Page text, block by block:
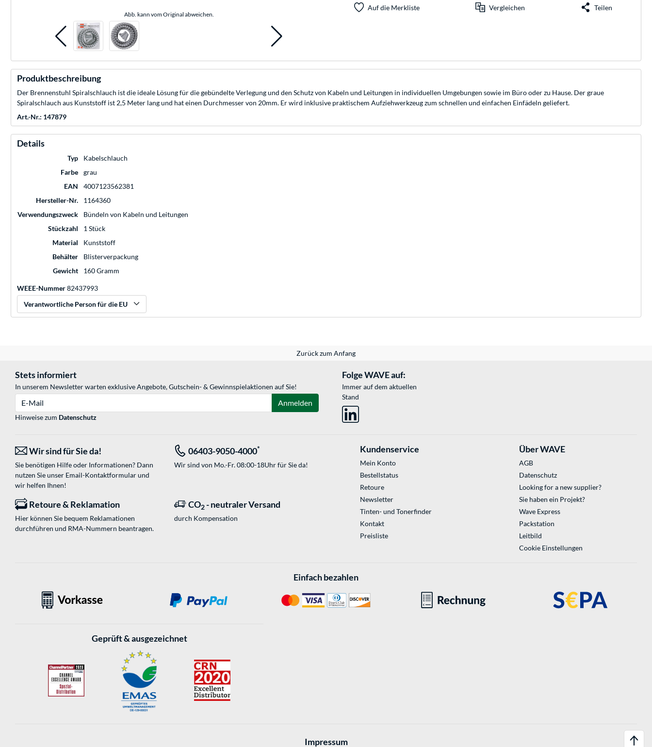
Abb. kann vom Original abweichen.
Auf die Merkliste Vergleichen Teilen
Produktbeschreibung
Der Brennenstuhl Spiralschlauch ist die ideale Lösung für die gebündelte Verlegung und den Schutz von Kabeln und Leitungen in individuellen Umgebungen sowie im Büro oder zu Hause. Der graue
Spiralschlauch aus Kunststoff ist 2,5 Meter lang und hat einen Durchmesser von 20mm. Er wird inklusive praktischem Aufziehwerkzeug zum schnellen und einfachen Einfädeln geliefert.
Art.-Nr.: 147879
Details
Typ
Kabelschlauch
Farbe
grau
EAN
4007123562381
Hersteller-Nr.
1164360
Verwendungszweck
Bündeln von Kabeln und Leitungen
Stückzahl
1 Stück
Material
Kunststoff
Behälter
Blisterverpackung
Gewicht
160 Gramm
WEEE-Nummer82437993
Verantwortliche Person für die EU
Zurück zum Anfang
Stets informiert
In unserem Newsletter warten exklusive Angebote, Gutschein- & Gewinnspielaktionen auf Sie!
Anmelden
Hinweise zum Datenschutz
Folge WAVE auf:
Immer auf dem aktuellen
Stand
Wir sind für Sie da!
Sie benötigen Hilfe oder Informationen? Dann
nutzen Sie unser Email-Kontaktformularund
wir helfen Ihnen!
06403-9050-4000*
Wir sind von Mo.-Fr. 08:00-18Uhr für Sie da!
Retoure & Reklamation
Hier können Sie bequem Reklamationen
durchführen und RMA-Nummern beantragen.
CO2 - neutraler Versand
durch Kompensation
Kundenservice
Mein Konto
Bestellstatus
Retoure
Newsletter
Tinten- und Tonerfinder
Kontakt
Preisliste
Über WAVE
AGB
Datenschutz
Looking for a new supplier?
Sie haben ein Projekt?
Wave Express
Packstation
Leitbild
Cookie Einstellungen
Einfach bezahlen
Geprüft & ausgezeichnet
Impressum